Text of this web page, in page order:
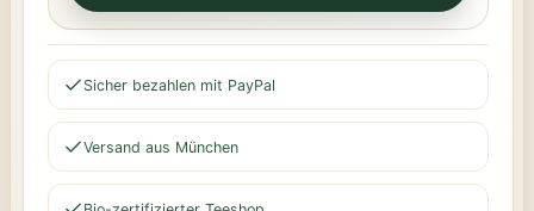
Sicher bezahlen mit PayPal
Versand aus München